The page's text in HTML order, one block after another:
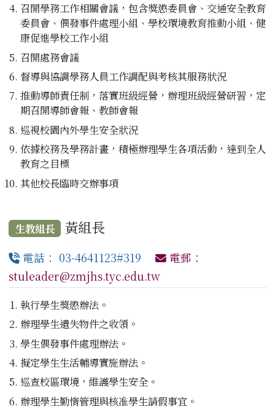
召開學務工作相關會議，包含獎懲委員會、交通安全教育
委員會、偶發事件處理小組、學校環境教育推動小組、健
康促進學校工作小組
召開處務會議
督導與協調學務人員工作調配與考核其服務狀況
推動導師責任制，落實班級經營，辦理班級經營研習，定
期召開導師會報、教師會報
巡視校園內外學生安全狀況
依據校務及學務計畫，積極辦理學生各項活動，達到全人
教育之目標
其他校長臨時交辦事項
生教組長 黃組長
電話： 03-4641123#319
電郵：
stuleader@zmjhs.tyc.edu.tw
執行學生獎懲辦法。
辦理學生遺失物件之收領。
學生偶發事件處理辦法。
擬定學生生活輔導實施辦法。
巡查校區環境，維護學生安全。
辦理學生勤惰管理與核准學生請假事宜。